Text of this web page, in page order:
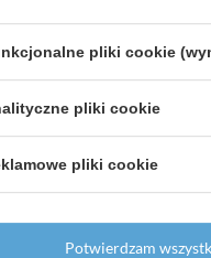
zł / szt.
+
pliki cookie
pliki cookie
pliki cookie
Potwierdzam